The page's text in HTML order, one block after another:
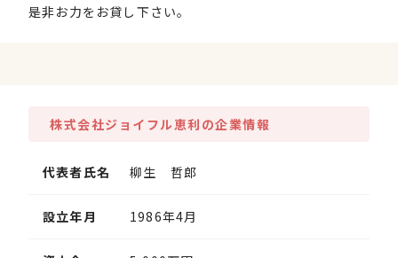
是非お力をお貸し下さい。
株式会社ジョイフル恵利の企業情報
代表者氏名 柳生 哲郎
設立年月 1986年4月